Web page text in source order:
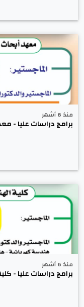
منذ 6 أشهر
برامج دراسات عليا -
منذ 6 أشهر
برامج دراسات عليا -